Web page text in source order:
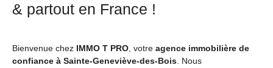
& partout en France !
Bienvenue chez IMMO T PRO , votre agence immobilière de
confiance à Sainte-Geneviève-des-Bois . Nous